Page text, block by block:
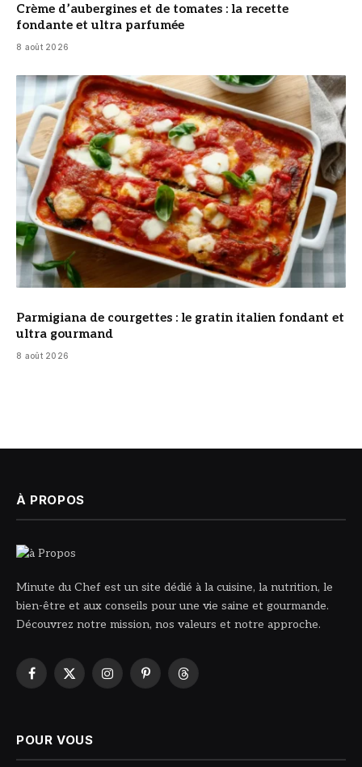
Crème d’aubergines et de tomates : la recette
fondante et ultra parfumée
8 août 2026
© DR
Parmigiana de courgettes : le gratin italien fondant et
ultra gourmand
8 août 2026
À PROPOS
Minute du Chef est un site dédié à la cuisine, la nutrition, le
bien-être et aux conseils pour une vie saine et gourmande.
Découvrez notre mission, nos valeurs et notre approche.
Facebook
X
InstagramPinterestThreads
POUR VOUS